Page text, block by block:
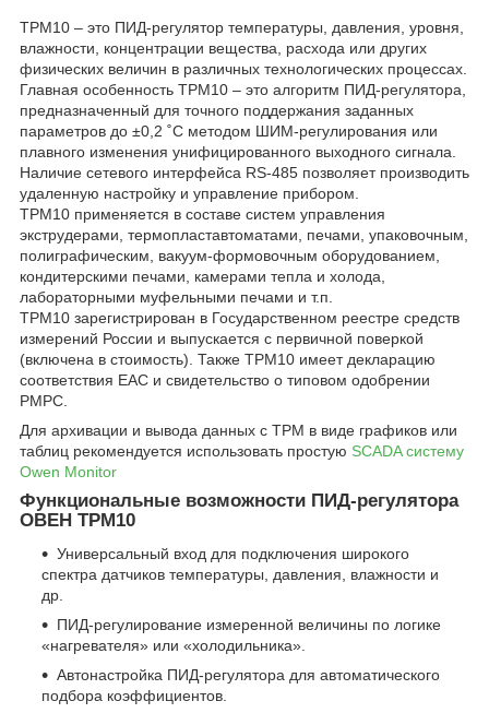
ТРМ10 – это ПИД-регулятор температуры, давления, уровня,
влажности, концентрации вещества, расхода или других
физических величин в различных технологических процессах.
Главная особенность ТРМ10 – это алгоритм ПИД-регулятора,
предназначенный для точного поддержания заданных
параметров до ±0,2 ˚С методом ШИМ-регулирования или
плавного изменения унифицированного выходного сигнала.
Наличие сетевого интерфейса RS-485 позволяет производить
удаленную настройку и управление прибором.
ТРМ10 применяется в составе систем управления
экструдерами, термопластавтоматами, печами, упаковочным,
полиграфическим, вакуум-формовочным оборудованием,
кондитерскими печами, камерами тепла и холода,
лабораторными муфельными печами и т.п.
ТРМ10 зарегистрирован в Государственном реестре средств
измерений России и выпускается с первичной поверкой
(включена в стоимость). Также ТРМ10 имеет декларацию
соответствия ЕАС и свидетельство о типовом одобрении
РМРС.
Для архивации и вывода данных с ТРМ в виде графиков или
таблиц рекомендуется использовать простую SCADA систему
Owen Monitor
Функциональные возможности ПИД-регулятора
ОВЕН ТРМ10
Универсальный вход для подключения широкого
спектра датчиков температуры, давления, влажности и
др.
ПИД-регулирование измеренной величины по логике
«нагревателя» или «холодильника».
Автонастройка ПИД-регулятора для автоматического
подбора коэффициентов.